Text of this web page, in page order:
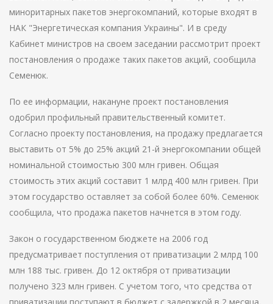
миноритарных пакетов энергокомпаний, которые входят в
НАК "Энергетическая компания Украины". И в среду
Кабинет министров на своем заседании рассмотрит проект
постановления о продаже таких пакетов акций, сообщила
Семенюк.
По ее информации, накануне проект постановления
одобрил профильный правительственный комитет.
Согласно проекту постановления, на продажу предлагается
выставить от 5% до 25% акций 21-й энергокомпании общей
номинальной стоимостью 300 млн гривен. Общая
стоимость этих акций составит 1 млрд 400 млн гривен. При
этом государство оставляет за собой более 60%. Семенюк
сообщила, что продажа пакетов начнется в этом году.
Закон о государственном бюджете на 2006 год
предусматривает поступления от приватизации 2 млрд 100
млн 188 тыс. гривен. До 12 октября от приватизации
получено 323 млн гривен. С учетом того, что средства от